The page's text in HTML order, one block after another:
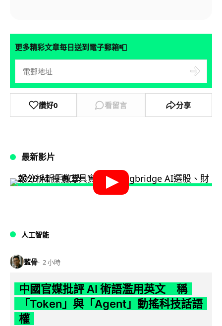
更多精彩文章每日送到電子郵箱📮
讚好0 看留言 分享
最新影片
人工智能
藍骨 2 小時
中國官媒批評 AI 術語濫用英文 稱
「Token」與「Agent」動搖科技話語
權